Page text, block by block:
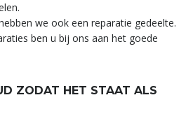
we ook een reparatie gedeelte.
ben u bij ons aan het goede
ZODAT HET STAAT ALS